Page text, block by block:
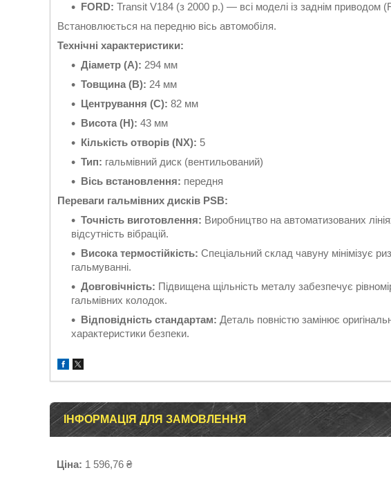
FORD: Transit V184 (з 2000 р.) — всі моделі із заднім приводом
Встановлюється на передню вісь автомобіля.
Технічні характеристики:
Діаметр (A): 294 мм
Товщина (B): 24 мм
Центрування (C): 82 мм
Висота (H): 43 мм
Кількість отворів (NX): 5
Тип: гальмівний диск (вентильований)
Вісь встановлення: передня
Переваги гальмівних дисків PSB:
Точність виготовлення: Виробництво на автоматизованих
відсутність вібрацій.
Висока термостійкість: Спеціальний склад чавуну мінімізує
гальмуванні.
Довговічність: Підвищена щільність металу забезпечує
гальмівних колодок.
Відповідність стандартам: Деталь повністю замінює
характеристики безпеки.
ІНФОРМАЦІЯ ДЛЯ ЗАМОВЛЕННЯ
Ціна: 1 596,76 ₴